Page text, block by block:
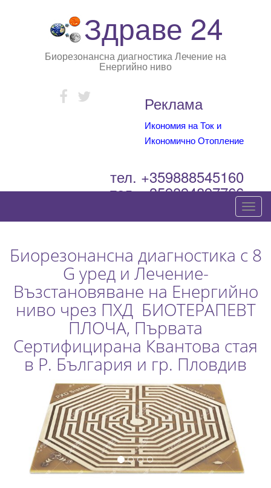
Здраве 24
Биорезонансна диагностика Лечение на
Енергийно ниво
Реклама
Икономия на Ток и
Икономично Отопление
тел. +359888545160
тел. +359894897766
T
o
n
a
i
Биорезонансна диагностика с 8
G уред и Лечение-
Възстановяване на Енергийно
ниво чрез ПХД БИОТЕРАПЕВТ
ПЛОЧА, Първата
Сертифицирана Квантова стая
в Р. България и гр. Пловдив